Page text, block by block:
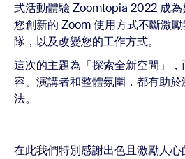
式活動體驗 Zoomtopia 2022 成為
您創新的 Zoom 使用方式不斷激
隊，以及改變您的工作方式。
這次的主題為「探索全新空間」
容、演講者和整體氛圍，都有助
法。
在此我們特別感謝出色且激勵人心